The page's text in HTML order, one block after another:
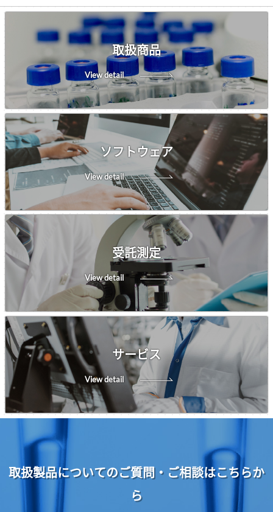
取扱商品
View detail
ソフトウェア
View detail
受託測定
View detail
サービス
View detail
取扱製品についてのご質問・ご相談はこちらか
ら